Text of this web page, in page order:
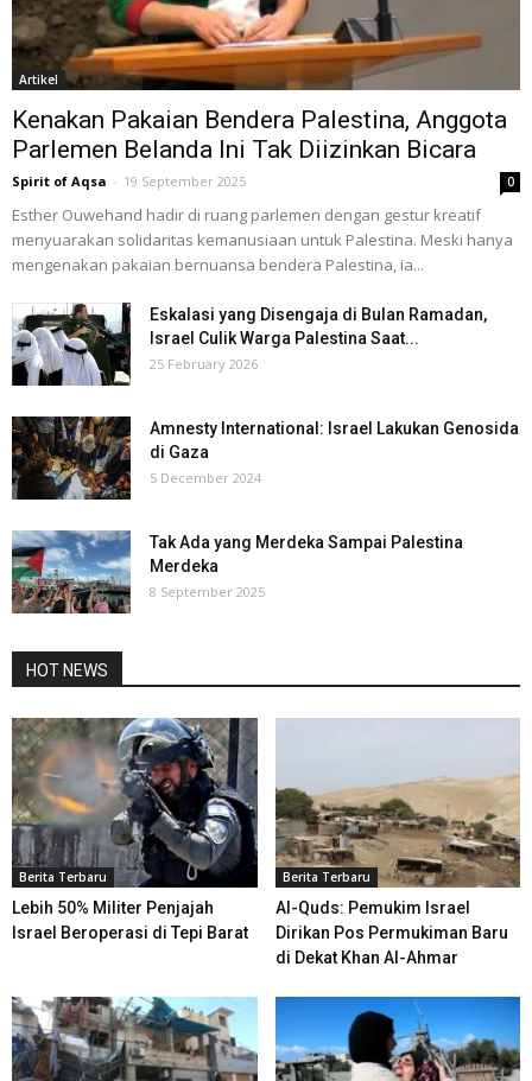
Artikel
Kenakan Pakaian Bendera Palestina, Anggota
Parlemen Belanda Ini Tak Diizinkan Bicara
Spirit of Aqsa - 19 September 2025 0
Esther Ouwehand hadir di ruang parlemen dengan gestur kreatif
menyuarakan solidaritas kemanusiaan untuk Palestina. Meski hanya
mengenakan pakaian bernuansa bendera Palestina, ia...
Eskalasi yang Disengaja di Bulan Ramadan,
Israel Culik Warga Palestina Saat...
25 February 2026
Amnesty International: Israel Lakukan Genosida
di Gaza
5 December 2024
Tak Ada yang Merdeka Sampai Palestina
Merdeka
8 September 2025
HOT NEWS
Berita Terbaru
Lebih 50% Militer Penjajah
Israel Beroperasi di Tepi Barat
Berita Terbaru
Al-Quds: Pemukim Israel
Dirikan Pos Permukiman Baru
di Dekat Khan Al-Ahmar